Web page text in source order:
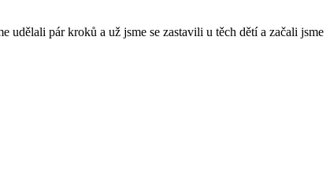
pár kroků a už jsme se zastavili u těch dětí a začali jsme